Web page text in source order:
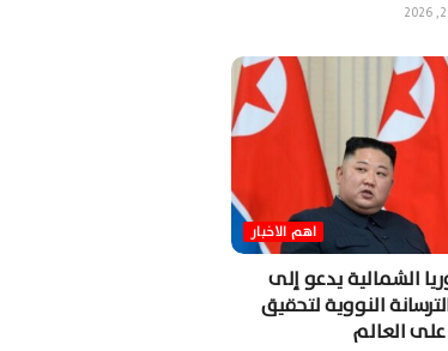
اهم الاخبار
الشمالية يدعو إلى
النووية لتحقيق
العالم